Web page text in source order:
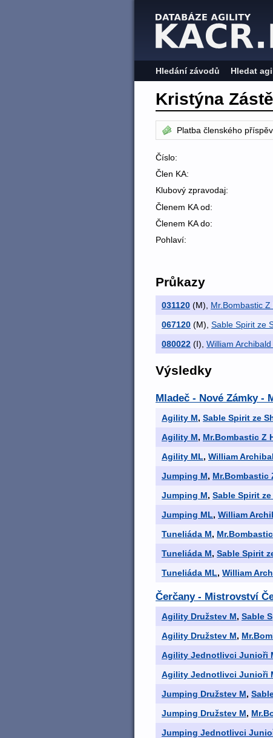
Hledání závodů Hledat
Kristýna
Platba členského
Číslo:
Člen KA:
Klubový zpravodaj:
Členem KA od:
Členem KA do:
Pohlaví:
Průkazy
031120 (M)
Mr.Bombastic
067120 (M) Sable Spirit ze
080022 (I) William
Výsledky
Mladeč - Nové Zámky -
Agility M, Sable Spirit ze
Agility M, Mr.Bombastic Z
Agility ML, William
Jumping M, Mr.Bombastic
Jumping M, Sable Spirit
Jumping ML, William
Tuneliáda M,
Tuneliáda M, Sable Spirit
Tuneliáda ML, William
Čerčany - Mistrovství
Agility Družstev M, Sable
Agility Družstev M,
Agility Jednotlivci Junioři
Agility Jednotlivci Junioři
Jumping Družstev M,
Jumping Družstev M,
Jumping Jednotlivci